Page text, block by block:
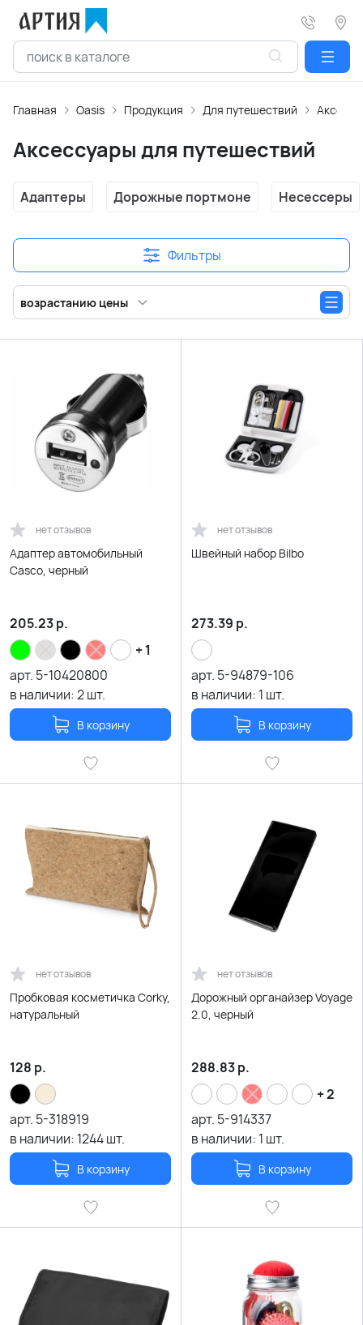
Главная Oasis Продукция Для путешествий
Аксессуары для путешествий
Адаптеры Дорожные портмоне Несессеры
Фильтры
возрастанию цены
нет отзывов
Адаптер автомобильный
Casco, черный
205.23р.
+ 1
арт. 5-10420800
в наличии:2шт.
В корзину
нет отзывов
Швейный набор Bilbo
273.39 р.
арт. 5-94879-106
в наличии: 1 шт.
В корзину
нет отзывов
Пробковая косметичка Corky,
натуральный
128 р.
арт. 5-318919
в наличии: 1244шт.
В корзину
нет отзывов
Дорожный органайзер Voyage
2.0, черный
288.83р.
+ 2
арт. 5-914337
в наличии: 1 шт.
В корзину